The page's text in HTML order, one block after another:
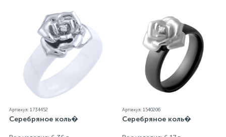
каждому ювелирному украшению прилагаются
бирка с указанием всех параметров.*Цвета
изделий на сайте могут незначительно отличаться
от реальных из-за особенностей цветопередачи
экрана
Артикул: 1734452
Серебряное коль�
Артикул: 1540206
Серебряное коль�